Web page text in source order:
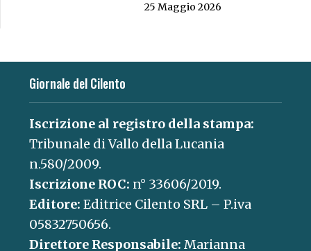
25 Maggio 2026
Giornale del Cilento
Iscrizione al registro della stampa:
Tribunale di Vallo della Lucania
n.580/2009.
Iscrizione ROC: n° 33606/2019.
Editore: Editrice Cilento SRL – P.iva
05832750656.
Direttore Responsabile: Marianna